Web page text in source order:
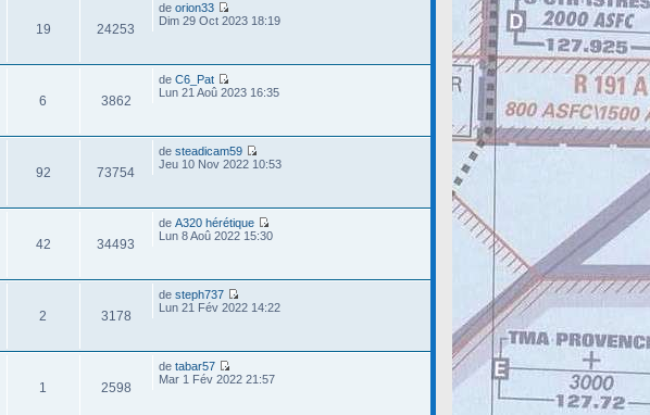
19 24253
de orion33
Dim 29 Oct 2023 18:19
6 3862
de C6_Pat
Lun 21 Aoû 2023 16:35
92 73754
de steadicam59
Jeu 10 Nov 2022 10:53
42 34493
de A320 hérétique
Lun 8 Aoû 2022 15:30
2 3178
de steph737
Lun 21 Fév 2022 14:22
1 2598
de tabar57
Mar 1 Fév 2022 21:57